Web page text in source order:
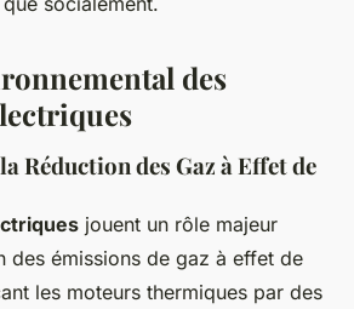
des
Réduction des Gaz à Effet de
jouent un rôle majeur
des émissions de gaz à effet de
les moteurs thermiques par des